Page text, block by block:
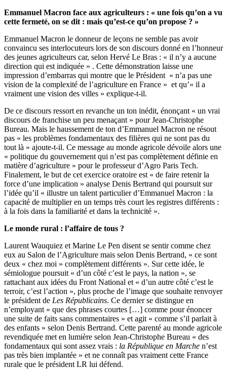
Emmanuel Macron face aux agriculteurs : « une fois qu’on a vu
cette fermeté, on se dit : mais qu’est-ce qu’on propose ? »
Emmanuel Macron le donneur de leçons ne semble pas avoir
convaincu ses interlocuteurs lors de son discours donné en l’honneur
des jeunes agriculteurs car, selon Hervé Le Bras : « il n’y a aucune
direction qui est indiquée » . Cette démonstration laisse une
impression d’embarras qui montre que le Président « n’a pas une
vision de la complexité de l’agriculture en France » et qu’« il a
vraiment une vision des villes » explique-t-il.
De ce discours ressort en revanche un ton inédit, énonçant « un vrai
discours de franchise un peu menaçant » pour Jean-Christophe
Bureau. Mais le haussement de ton d’Emmanuel Macron ne résout
pas « les problèmes fondamentaux des filières qui ne sont pas du
tout là » ajoute-t-il. Ce message au monde agricole dévoile alors une
« politique du gouvernement qui n’est pas complètement définie en
matière d’agriculture » pour le professeur d’Agro Paris Tech.
Finalement, le but de cet exercice oratoire est « de faire retenir la
force d’une implication » analyse Denis Bertrand qui poursuit sur
l’idée qu’il « illustre un talent particulier d’Emmanuel Macron : la
capacité de multiplier en un temps très court les registres différents :
à la fois dans la familiarité et dans la technicité ».
Le monde rural : l’affaire de tous ?
Laurent Wauquiez et Marine Le Pen disent se sentir comme chez
eux au Salon de l’Agriculture mais selon Denis Bertrand, « ce sont
deux « chez moi » complètement différents ». Sur cette idée, le
sémiologue poursuit « d’un côté c’est le pays, la nation », se
rattachant aux idées du Front National et « d’un autre côté c’est le
terroir, c’est l’action », plus proche de l’image que souhaite renvoyer
le président de Les Républicains. Ce dernier se distingue en
n’employant « que des phrases courtes […] comme pour énoncer
une suite de faits sans commentaires » et agit « comme s’il parlait à
des enfants » selon Denis Bertrand. Cette parenté au monde agricole
revendiquée met en lumière selon Jean-Christophe Bureau « des
fondamentaux qui sont assez vrais : la République en Marche n’est
pas très bien implantée » et ne connaît pas vraiment cette France
rurale que le président LR lui défend.